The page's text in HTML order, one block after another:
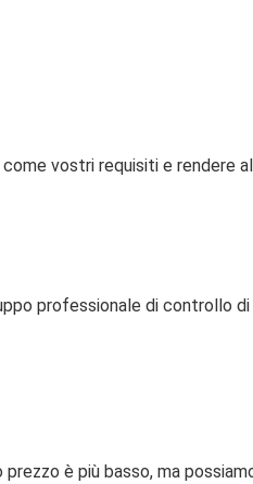
come vostri requisiti e rendere
professionale di controllo
è più basso, ma